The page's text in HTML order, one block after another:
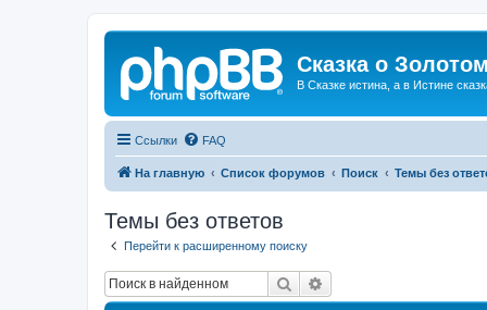
Сказка о
В Сказке истина, а в Истине
Ссылки FAQ
На главную Список форумов Поиск Темы без
Темы без ответов
Перейти к расширенному поиску
Поиск